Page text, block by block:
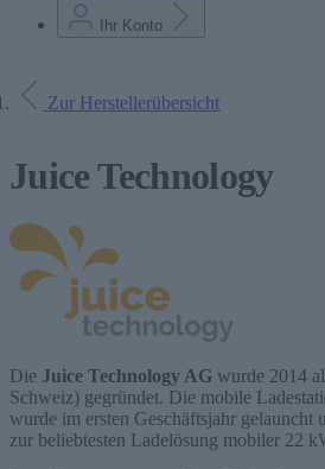
Ihr Konto
Zur Herstellerübersicht
Juice Technology
Die Juice Technology AG wurde 2014
Schweiz) gegründet. Die mobile
wurde im ersten Geschäftsjahr gelauncht
zur beliebtesten Ladelösung mobiler 22